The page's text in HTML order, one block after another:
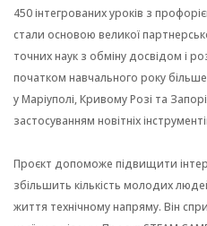
450 інтегрованих уроків з
стали основою великої
точних наук з обміну досвідом і
початком навчального року більше
у Маріуполі, Кривому Розі та
застосуванням новітніх
Проєкт допоможе підвищити
збільшить кількість молодих
життя технічному напряму. Він